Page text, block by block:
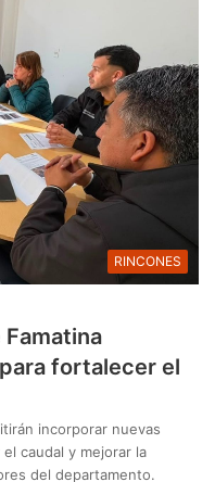
RINCONES
fortalecer el
incorporar nuevas
caudal y mejorar la
del departamento.